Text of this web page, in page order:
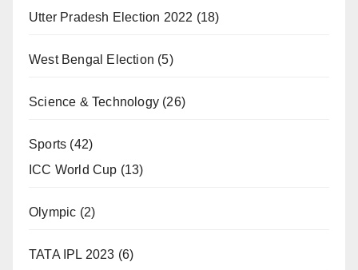
Utter Pradesh Election 2022 (18)
West Bengal Election (5)
Science & Technology (26)
Sports (42)
ICC World Cup (13)
Olympic (2)
TATA IPL 2023 (6)